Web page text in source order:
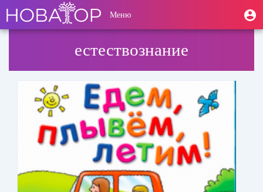
основному
User
account
Меню
естествознание